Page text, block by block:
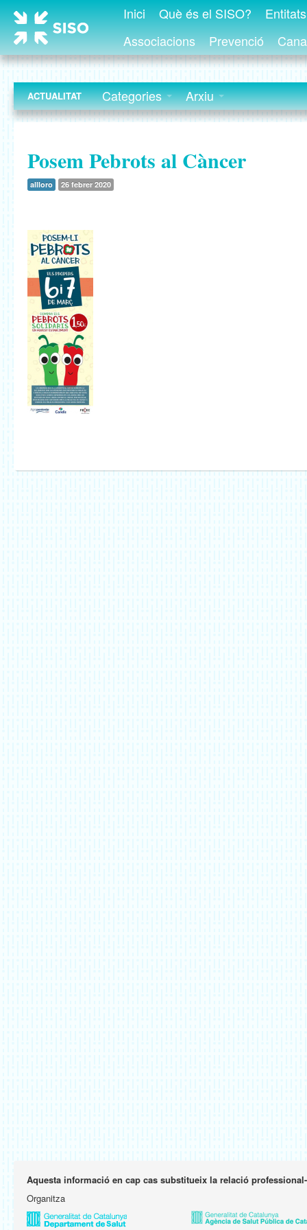
Inici Què és el SISO?
Associacions
Prevenció
ACTUALITAT Categories Arxiu
Posem Pebrots al Càncer
allloro 26 febrer 2020
Aquesta informació en cap cas substitueix la relació
Organitza